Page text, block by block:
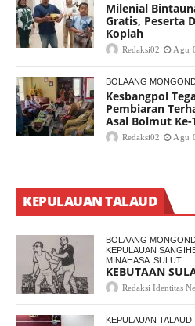
Milenial
Gratis, Peserta
Kopiah
Redaksi02 Agu
BOLAANG
Kesbangpol
Pembiaran
Asal Bolmut
Redaksi02 Agu
KEPULAUAN TALAUD
BOLAANG
KEPULAUAN
MINAHASA SULUT
KEBUTAAN
Redaksi Identitas
KEPULAUAN TALAUD